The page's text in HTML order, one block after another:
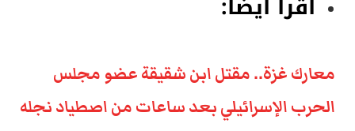
معارك غزة.. مقتل ابن شقيقة عضو مجلس
الحرب الإسرائيلي بعد ساعات من اصطياد نجله